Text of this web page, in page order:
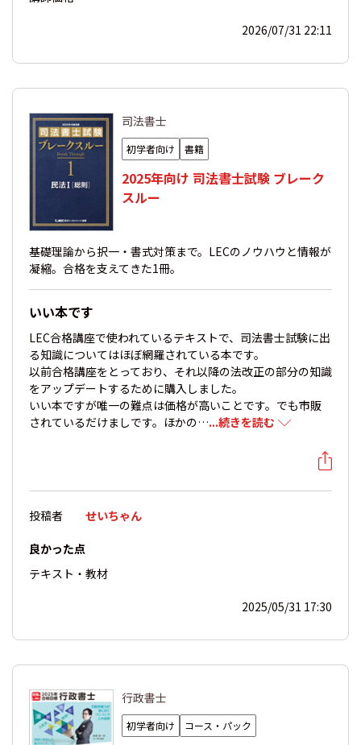
2026/07/31 22:11
司法書士
初学者向け 書籍
2025年向け 司法書士試験 ブレーク
スルー
基礎理論から択一・書式対策まで。LECのノウハウと情報が
凝縮。合格を支えてきた1冊。
いい本です
LEC合格講座で使われているテキストで、司法書士試験に出
る知識についてはほぼ網羅されている本です。
以前合格講座をとっており、それ以降の法改正の部分の知識
をアップデートするために購入しました。
いい本ですが唯一の難点は価格が高いことです。でも市販
されているだけましです。ほかの…...続きを読む
投稿者 せいちゃん
良かった点
テキスト・教材
2025/05/31 17:30
行政書士
初学者向け コース・パック